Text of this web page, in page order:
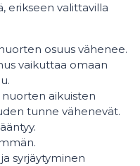
erikseen valittavilla
osuus vähenee.
vaikuttaa omaan
nuorten aikuisten
tunne vähenevät.
syrjäytyminen